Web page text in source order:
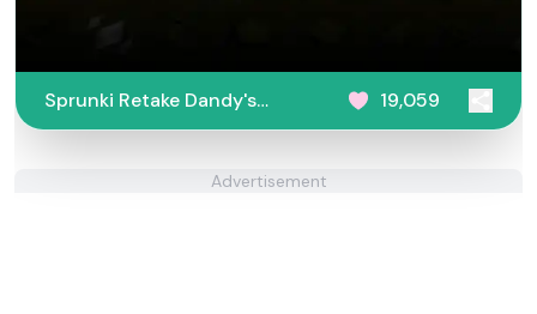
Sprunki Retake Dandy's
World 2
19,059
Advertisement